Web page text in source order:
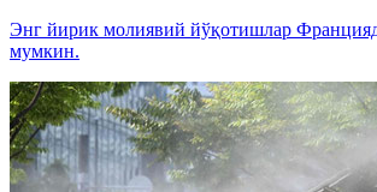
Энг йирик молиявий йўқотишлар
мумкин.